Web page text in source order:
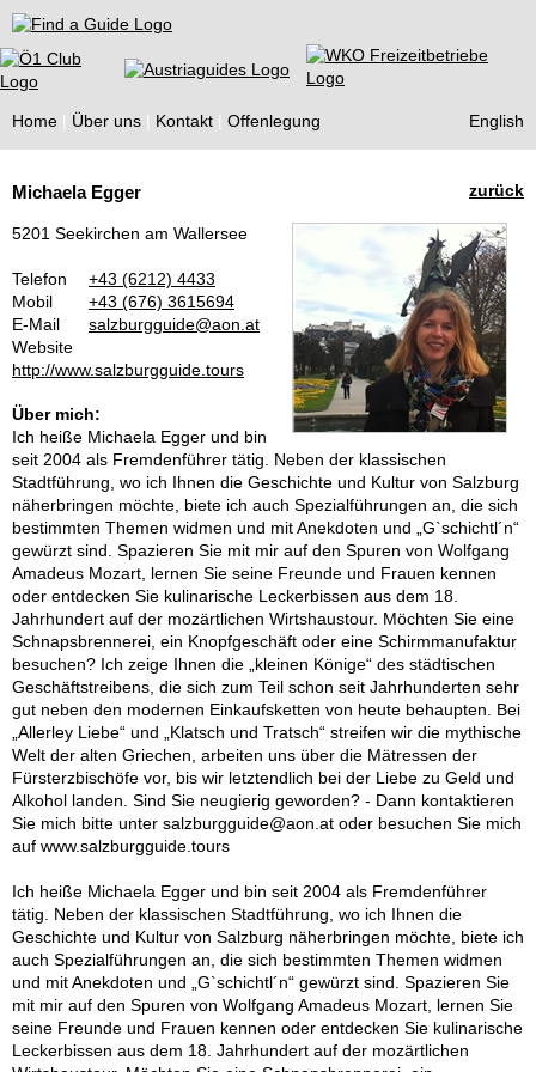
Find a Guide
Home Über uns Kontakt Offenlegung English
Guides
zurück
Michaela Egger
5201 Seekirchen am Wallersee
Telefon
+43 (6212) 4433
Mobil
+43 (676) 3615694
E-Mail
salzburgguide@aon.at
Website
http://www.salzburgguide.tours
Über mich:
Ich heiße Michaela Egger und bin
seit 2004 als Fremdenführer tätig. Neben der klassischen
Stadtführung, wo ich Ihnen die Geschichte und Kultur von Salzburg
näherbringen möchte, biete ich auch Spezialführungen an, die sich
bestimmten Themen widmen und mit Anekdoten und „G`schichtl´n“
gewürzt sind. Spazieren Sie mit mir auf den Spuren von Wolfgang
Amadeus Mozart, lernen Sie seine Freunde und Frauen kennen
oder entdecken Sie kulinarische Leckerbissen aus dem 18.
Jahrhundert auf der mozärtlichen Wirtshaustour. Möchten Sie eine
Schnapsbrennerei, ein Knopfgeschäft oder eine Schirmmanufaktur
besuchen? Ich zeige Ihnen die „kleinen Könige“ des städtischen
Geschäftstreibens, die sich zum Teil schon seit Jahrhunderten sehr
gut neben den modernen Einkaufsketten von heute behaupten. Bei
„Allerley Liebe“ und „Klatsch und Tratsch“ streifen wir die mythische
Welt der alten Griechen, arbeiten uns über die Mätressen der
Fürsterzbischöfe vor, bis wir letztendlich bei der Liebe zu Geld und
Alkohol landen. Sind Sie neugierig geworden? - Dann kontaktieren
Sie mich bitte unter salzburgguide@aon.at oder besuchen Sie mich
auf www.salzburgguide.tours
Ich heiße Michaela Egger und bin seit 2004 als Fremdenführer
tätig. Neben der klassischen Stadtführung, wo ich Ihnen die
Geschichte und Kultur von Salzburg näherbringen möchte, biete ich
auch Spezialführungen an, die sich bestimmten Themen widmen
und mit Anekdoten und „G`schichtl´n“ gewürzt sind. Spazieren Sie
mit mir auf den Spuren von Wolfgang Amadeus Mozart, lernen Sie
seine Freunde und Frauen kennen oder entdecken Sie kulinarische
Leckerbissen aus dem 18. Jahrhundert auf der mozärtlichen